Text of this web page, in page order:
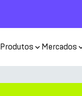
Produtos Mercados